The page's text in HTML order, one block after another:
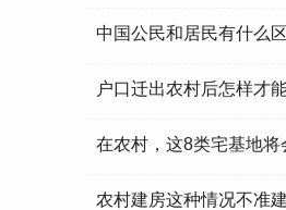
中国公民和居民有什么
户口迁出农村后怎样才
在农村，这8类宅基地将
农村建房这种情况不准